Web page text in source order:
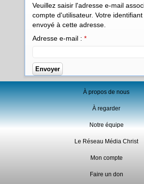
Veuillez saisir l'adresse e-mail
compte d'utilisateur. Votre
envoyé à cette adresse.
Adresse e-mail : *
Envoyer
À propos de nous
À regarder
Notre équipe
Le Réseau Média Christ
Mon compte
Faire un don